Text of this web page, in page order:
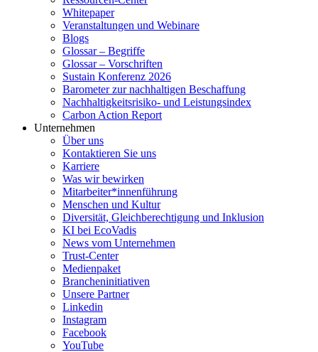
Whitepaper
Veranstaltungen und Webinare
Blogs
Glossar – Begriffe
Glossar – Vorschriften
Sustain Konferenz 2026
Barometer zur nachhaltigen Beschaffung
Nachhaltigkeitsrisiko- und Leistungsindex
Carbon Action Report
Unternehmen
Über uns
Kontaktieren Sie uns
Karriere
Was wir bewirken
Mitarbeiter*innenführung
Menschen und Kultur
Diversität, Gleichberechtigung und Inklusion
KI bei EcoVadis
News vom Unternehmen
Trust-Center
Medienpaket
Brancheninitiativen
Unsere Partner
Linkedin
Instagram
Facebook
YouTube